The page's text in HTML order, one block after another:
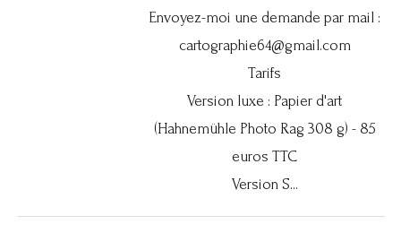
Envoyez-moi une demande par mail :
cartographie64@gmail.com
Tarifs
Version luxe : Papier d'art
(Hahnemühle Photo Rag 308 g) - 85
euros TTC
Version S...